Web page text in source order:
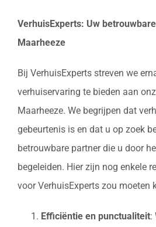
VerhuisExperts: Uw
Maarheeze
Bij VerhuisExperts streven we
verhuiservaring te bieden aan
Maarheeze. We begrijpen dat
gebeurtenis is en dat u op zoek
betrouwbare partner die u door
begeleiden. Hier zijn nog enkele
voor VerhuisExperts zou moeten
Efficiëntie en punctualiteit: